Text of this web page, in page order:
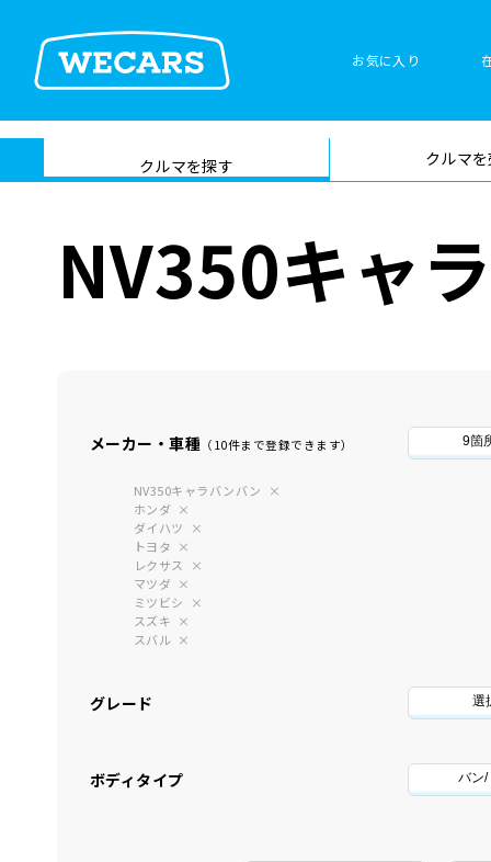
お気に入り
在庫検索
サイト内検
索
クルマを探す クルマ
NV350キャ
メーカー・車種 （10件まで登録できます） 9箇
NV350キャラバンバン
ホンダ
ダイハツ
トヨタ
レクサス
マツダ
ミツビシ
スズキ
スバル
グレード 選
ボディタイプ バン/